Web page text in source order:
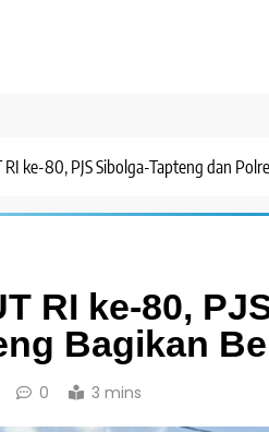
RI ke-80, PJS Sibolga-Tapteng dan
RI ke-80,
Bagikan
0 3 mins